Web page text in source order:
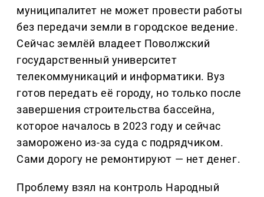
муниципалитет не может провести работы
без передачи земли в городское ведение.
Сейчас землёй владеет Поволжский
государственный университет
телекоммуникаций и информатики. Вуз
готов передать её городу, но только после
завершения строительства бассейна,
которое началось в 2023 году и сейчас
заморожено из-за суда с подрядчиком.
Сами дорогу не ремонтируют — нет денег.
Проблему взял на контроль Народный